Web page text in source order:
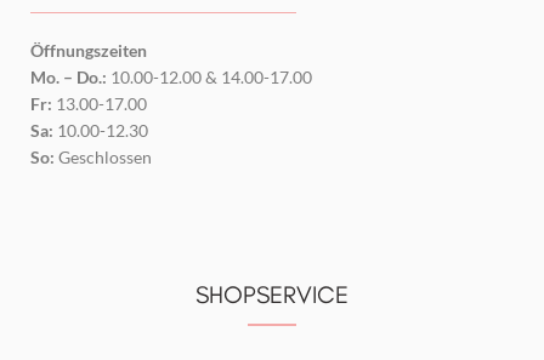
Öffnungszeiten
Mo. – Do.: 10.00-12.00 & 14.00-17.00
Fr: 13.00-17.00
Sa: 10.00-12.30
So: Geschlossen
SHOPSERVICE